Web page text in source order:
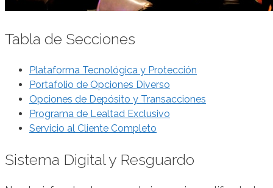
Tabla de Secciones
Plataforma Tecnológica y Protección
Portafolio de Opciones Diverso
Opciones de Depósito y Transacciones
Programa de Lealtad Exclusivo
Servicio al Cliente Completo
Sistema Digital y Resguardo